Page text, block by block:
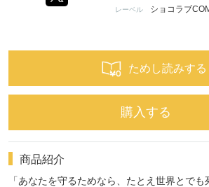
レーベル ショコラブ
ためし読みする
購入する
商品紹介
「あなたを守るためなら、たとえ世界とで